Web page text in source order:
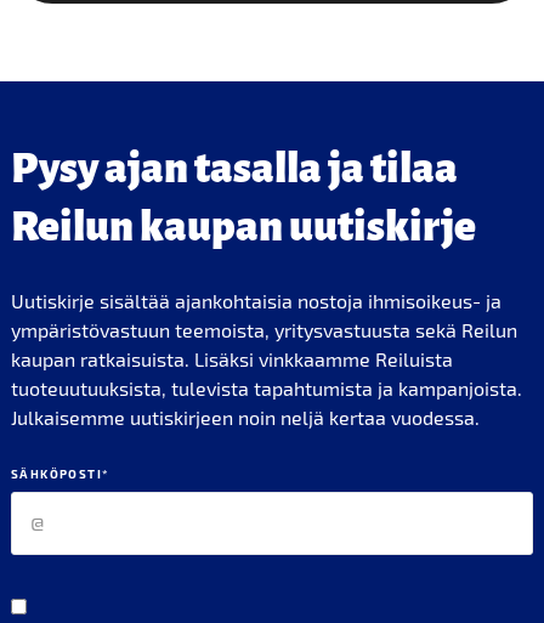
Pysy ajan tasalla ja tilaa
Reilun kaupan uutiskirje
Uutiskirje sisältää ajankohtaisia nostoja ihmisoikeus- ja
ympäristövastuun teemoista, yritysvastuusta sekä Reilun
kaupan ratkaisuista. Lisäksi vinkkaamme Reiluista
tuoteuutuuksista, tulevista tapahtumista ja kampanjoista.
Julkaisemme uutiskirjeen noin neljä kertaa vuodessa.
SÄHKÖPOSTI*